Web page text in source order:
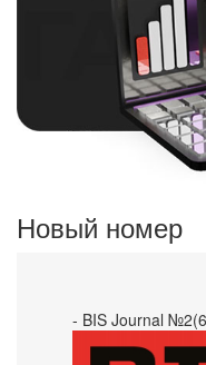
Новый номер
- BIS Journal